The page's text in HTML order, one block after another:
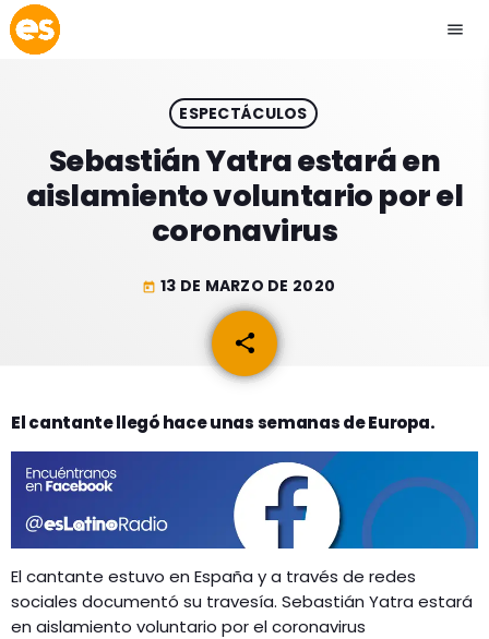
menu
play_arrow EMISIÓN LA PAZ
play_arrow EMISIÓN COCHABAMBA
ACTUALIDAD
ESPECTÁCULOS
GEEKERS
MÚSICA
PROGRAMACIÓN
INICIO
RADIO SPLENDID
CONTACTO
ESPECTÁCULOS
Sebastián Yatra estará en
aislamiento voluntario por el
coronavirus
today 13 DE MARZO DE 2020
share
email
El cantante llegó hace unas semanas de Europa.
El cantante estuvo en España y a través de redes
sociales documentó su travesía. Sebastián Yatra estará
en aislamiento voluntario por el coronavirus